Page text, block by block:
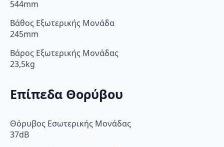
544mm
Βάθος Εξωτερικής Μονάδα
245mm
Βάρος Εξωτερικής Μονάδας
23,5kg
Επίπεδα Θορύβου
Θόρυβος Εσωτερικής Μονάδας
37dB